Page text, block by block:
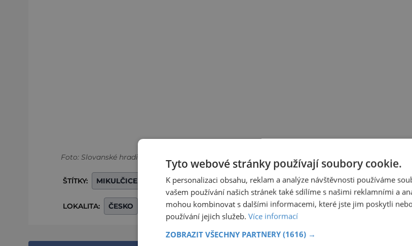
Foto: Slovanské hradiště v Mikulčicích
ŠTÍTKY: MIKULČICE SLOVANSKÉ HRADIŠTĚ V MIKULČICÍCH
LOKALITA: ČESKO JIHOMORAVSKÝ KRAJ OKRES HODONÍN
Tyto webové stránky používají soubory cookie.
K personalizaci obsahu, reklam a analýze návštěvnosti používáme
vašem používání našich stránek také sdílíme s našimi reklamními a
mohou kombinovat s dalšími informacemi, které jste jim poskytli
používání jejich služeb. Více informací
ZOBRAZIT VŠECHNY PARTNERY (1616) →